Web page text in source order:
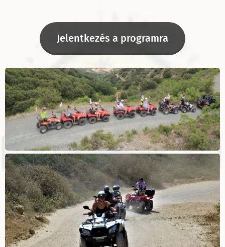
Jelentkezés a programra